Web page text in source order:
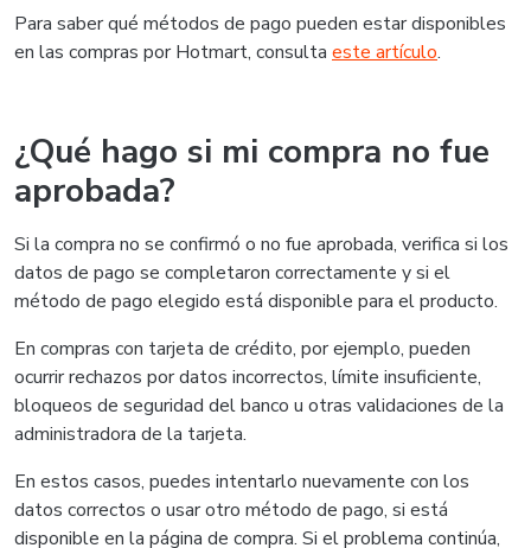
Para saber qué métodos de pago pueden estar disponibles
en las compras por Hotmart, consulta este artículo.
¿Qué hago si mi compra no fue
aprobada?
Si la compra no se confirmó o no fue aprobada, verifica si los
datos de pago se completaron correctamente y si el
método de pago elegido está disponible para el producto.
En compras con tarjeta de crédito, por ejemplo, pueden
ocurrir rechazos por datos incorrectos, límite insuficiente,
bloqueos de seguridad del banco u otras validaciones de la
administradora de la tarjeta.
En estos casos, puedes intentarlo nuevamente con los
datos correctos o usar otro método de pago, si está
disponible en la página de compra. Si el problema continúa,